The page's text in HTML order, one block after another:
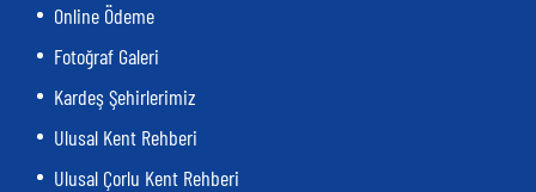
Online Ödeme
Fotoğraf Galeri
Kardeş Şehirlerimiz
Ulusal Kent Rehberi
Ulusal Çorlu Kent Rehberi